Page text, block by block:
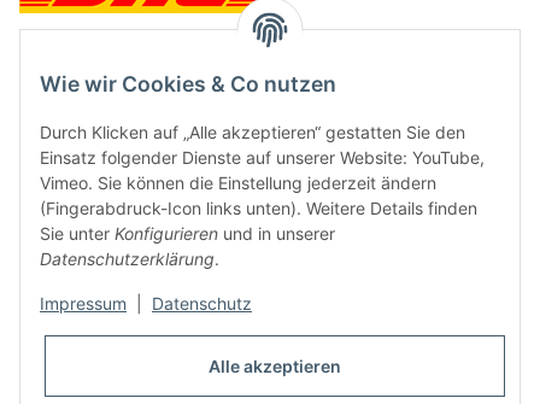
Neben dem Onlineshop haben wir ein Ladengeschäft in Hütten:
Frontline Games
Färbereiweg 3A
24358 Hütten
Oder mit Terminvereinbarung
Wie wir Cookies & Co nutzen
Durch Klicken auf „Alle akzeptieren“ gestatten Sie den
Einsatz folgender Dienste auf unserer Website: YouTube,
Vimeo. Sie können die Einstellung jederzeit ändern
(Fingerabdruck-Icon links unten). Weitere Details finden
Sie unter Konfigurieren und in unserer
Datenschutzerklärung.
Impressum Datenschutz
Alle akzeptieren